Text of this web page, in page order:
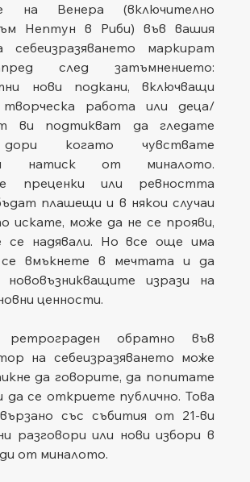
на Венера (включително
Нептун в Риби) във вашия
маркират
след затъмнението:
нови подкани, включващи
творческа работа или деца/
ви подтикват да гледате
когато чувствате
натиск от миналото.
преценки или ревността
плашещи и в някои случаи
искате, може да не се прояви,
се надявали. Но все още има
вмъкнете в мечтата и да
нововъзникващите изрази на
ценности.
ретрограден обратно във
на себеизразяването може
да говорите, да попитате
да се откриете публично. Това
със събития от 21-ви
разговори или нови избори в
от миналото.